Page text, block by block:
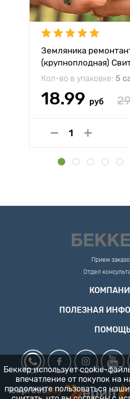
Земляника
(крупноплодная)
Кол-во в упаковке: 5
18.99 руб
Прием
Отдел
ПОЛЕЗНАЯ
Беккер использует cookie-
впечатление от покупок на
продолжите пользоваться